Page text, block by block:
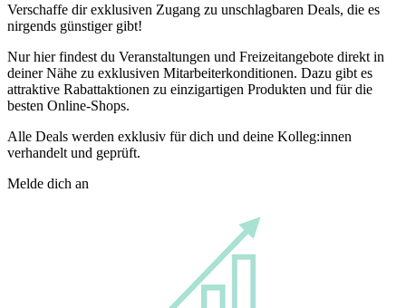
Verschaffe dir exklusiven Zugang zu unschlagbaren Deals, die es
nirgends günstiger gibt!
Nur hier findest du Veranstaltungen und Freizeitangebote direkt in
deiner Nähe zu exklusiven Mitarbeiterkonditionen. Dazu gibt es
attraktive Rabattaktionen zu einzigartigen Produkten und für die
besten Online-Shops.
Alle Deals werden exklusiv für dich und deine Kolleg:innen
verhandelt und geprüft.
Melde dich an